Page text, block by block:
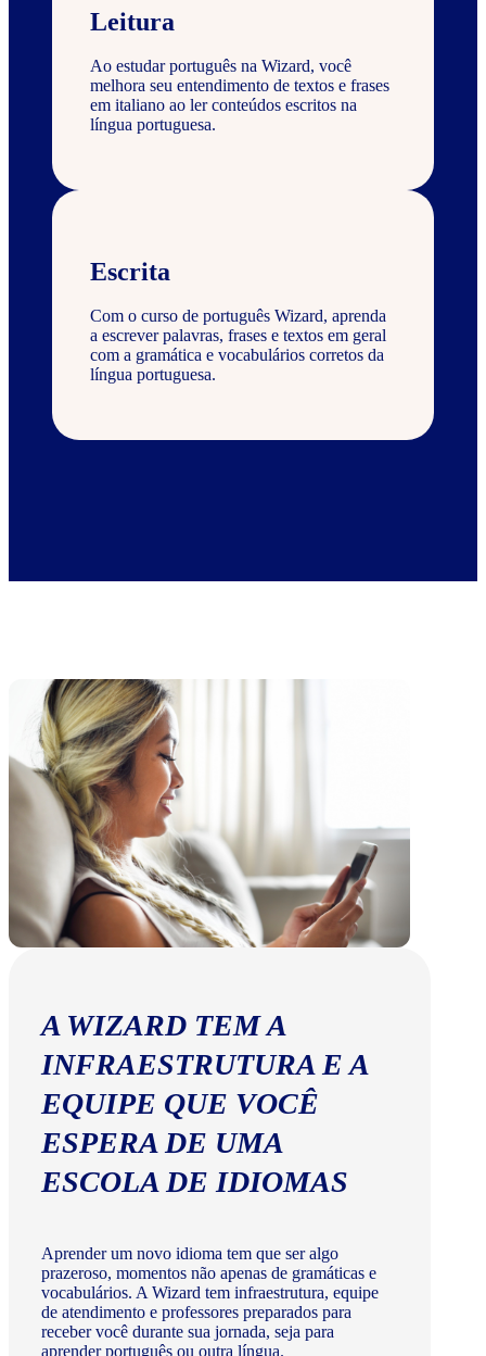
Leitura
Ao estudar português na Wizard, você
melhora seu entendimento de textos e frases
em italiano ao ler conteúdos escritos na
língua portuguesa.
Escrita
Com o curso de português Wizard, aprenda
a escrever palavras, frases e textos em geral
com a gramática e vocabulários corretos da
língua portuguesa.
A WIZARD TEM A
INFRAESTRUTURA E A
EQUIPE QUE VOCÊ
ESPERA DE UMA
ESCOLA DE IDIOMAS
Aprender um novo idioma tem que ser algo
prazeroso, momentos não apenas de gramáticas e
vocabulários. A Wizard tem infraestrutura, equipe
de atendimento e professores preparados para
receber você durante sua jornada, seja para
aprender português ou outra língua.